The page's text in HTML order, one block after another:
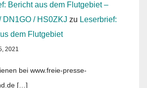
Bericht aus dem Flutgebiet –
DN1GO / HS0ZKJ zu Leserbrief:
dem Flutgebiet
2021
bei www.freie-presse-
[…]